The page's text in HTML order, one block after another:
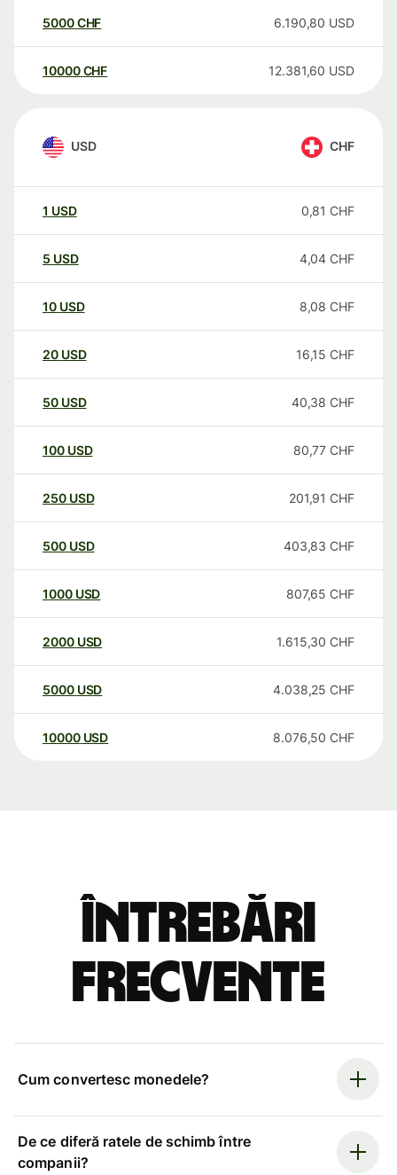
5000CHF 6.190,80 USD
10000 CHF 12.381,60 USD
USD CHF
1 USD 0,81 CHF
5 USD 4,04 CHF
10 USD 8,08 CHF
20 USD 16,15 CHF
50 USD 40,38 CHF
100 USD 80,77 CHF
250 USD 201,91 CHF
500 USD 403,83 CHF
1000 USD 807,65 CHF
2000 USD 1.615,30 CHF
5000 USD 4.038,25 CHF
10000 USD 8.076,50 CHF
Întrebări
frecvente
Cum convertesc monedele?
De ce diferă ratele de schimb între
companii?